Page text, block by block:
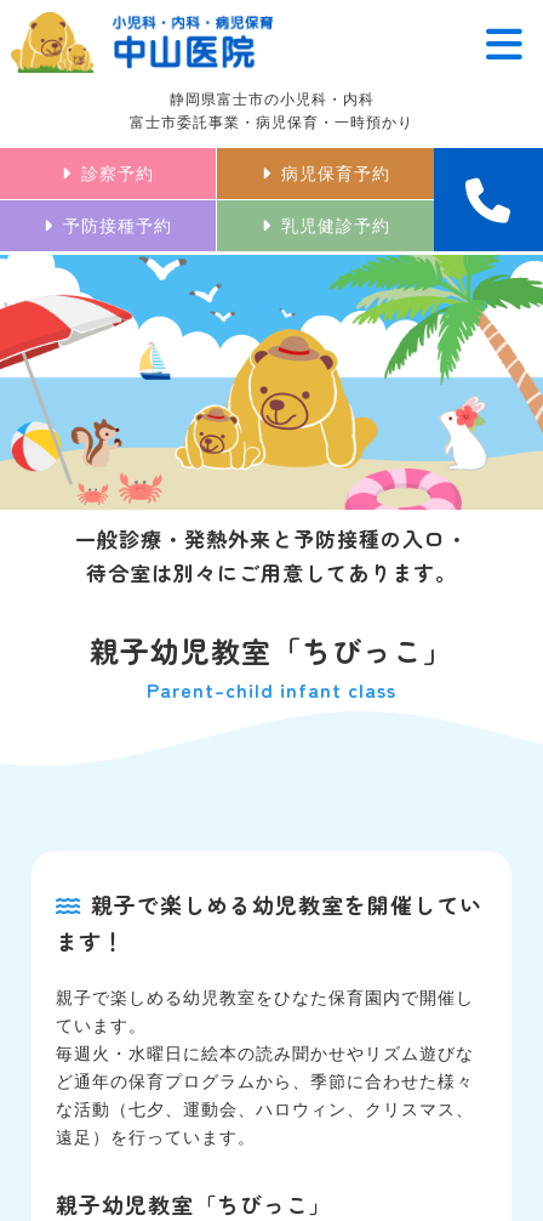
静岡県富士市の小児科・内科
富士市委託事業・病児保育・一時預かり
診察予約 病児保育予約
予防接種予約 乳児健診予約
一般診療・発熱外来と予防接種の入口・
待合室は別々にご用意してあります。
親子幼児教室「ちびっこ」
Parent-child infant class
親子で楽しめる幼児教室を開催してい
ます！
親子で楽しめる幼児教室をひなた保育園内で開催し
ています。
毎週火・水曜日に絵本の読み聞かせやリズム遊びな
ど通年の保育プログラムから、季節に合わせた様々
な活動（七夕、運動会、ハロウィン、クリスマス、
遠足）を行っています。
親子幼児教室「ちびっこ」